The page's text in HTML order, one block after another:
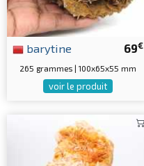
69€
barytine
265 grammes | 100x65x55 mm
voir le produit